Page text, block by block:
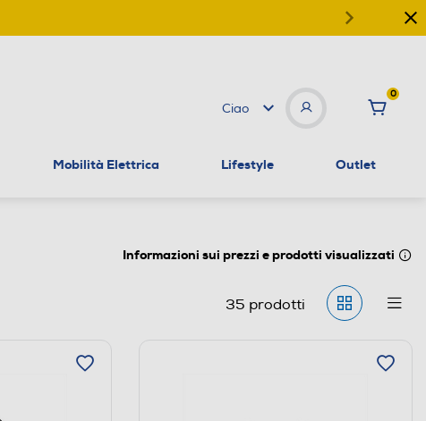
Ciao
0
Mobilità Elettrica Lifestyle Outlet
Informazioni sui prezzi e prodotti visualizzati
35 prodotti